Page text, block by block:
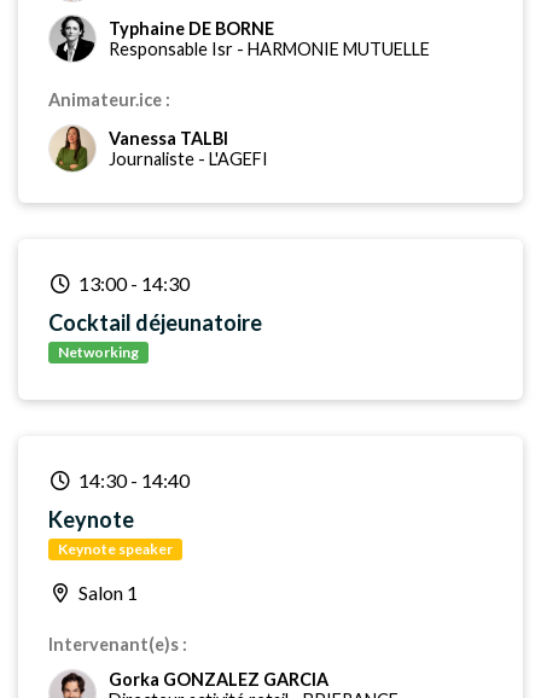
Typhaine DE BORNE
Responsable Isr - HARMONIE MUTUELLE
Animateur.ice :
Vanessa TALBI
Journaliste - L'AGEFI
13:00- 14:30
Cocktail déjeunatoire
Networking
14:30- 14:40
Keynote
Keynote speaker
Salon 1
Intervenant(e)s :
Gorka GONZALEZ GARCIA